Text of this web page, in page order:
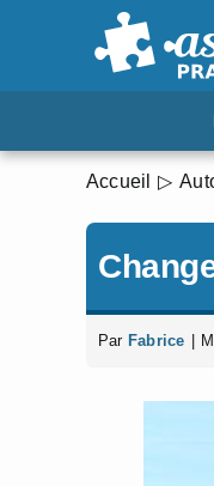
Accueil
Par Fabrice